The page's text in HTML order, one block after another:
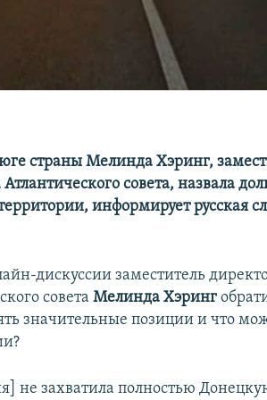
страны Мелинда Хэринг,
совета, назвала
информирует русская
дискуссии заместитель
совета Мелинда Хэринг
значительные позиции и что
не захватила полностью